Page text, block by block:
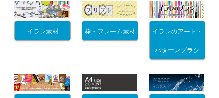
イラレ素材 枠・フレーム素材 イラレのアート・
パターンブラシ